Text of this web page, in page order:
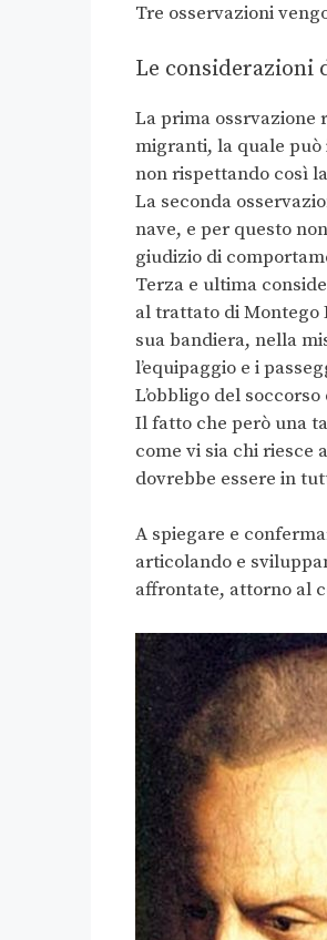
Tre osservazioni
Le considerazioni
La prima ossrvazione
migranti, la quale
non rispettando così
La seconda
nave, e per questo
giudizio di
Terza e ultima
al trattato di Montego
sua bandiera, nella
l’equipaggio e i
L’obbligo del
Il fatto che però una
come vi sia chi riesce
dovrebbe essere in
A spiegare e
articolando e
affrontate, attorno al